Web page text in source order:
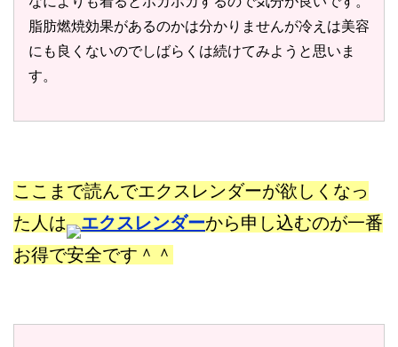
脂肪燃焼効果があるのかは分かりませんが冷えは美容
にも良くないのでしばらくは続けてみようと思いま
す。
ここまで読んでエクスレンダーが欲しくなっ
た人は
エクスレンダーから申し込むのが一番
お得で安全です＾＾